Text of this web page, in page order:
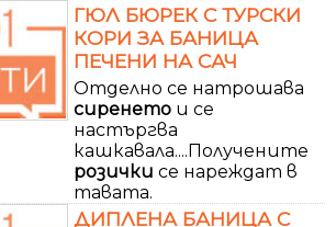
ГЮЛ БЮРЕК С ТУРСКИ
КОРИ ЗА БАНИЦА
ПЕЧЕНИ НА САЧ
Отделно се натрошава
сиренето и се
настъргва
кашкавала....Получените
розички се нареждат в
тавата.
ДИПЛЕНА БАНИЦА С